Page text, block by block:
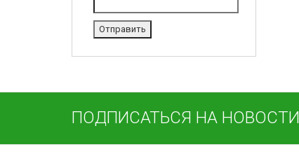
ПОДПИСАТЬСЯ НА НОВОСТИ